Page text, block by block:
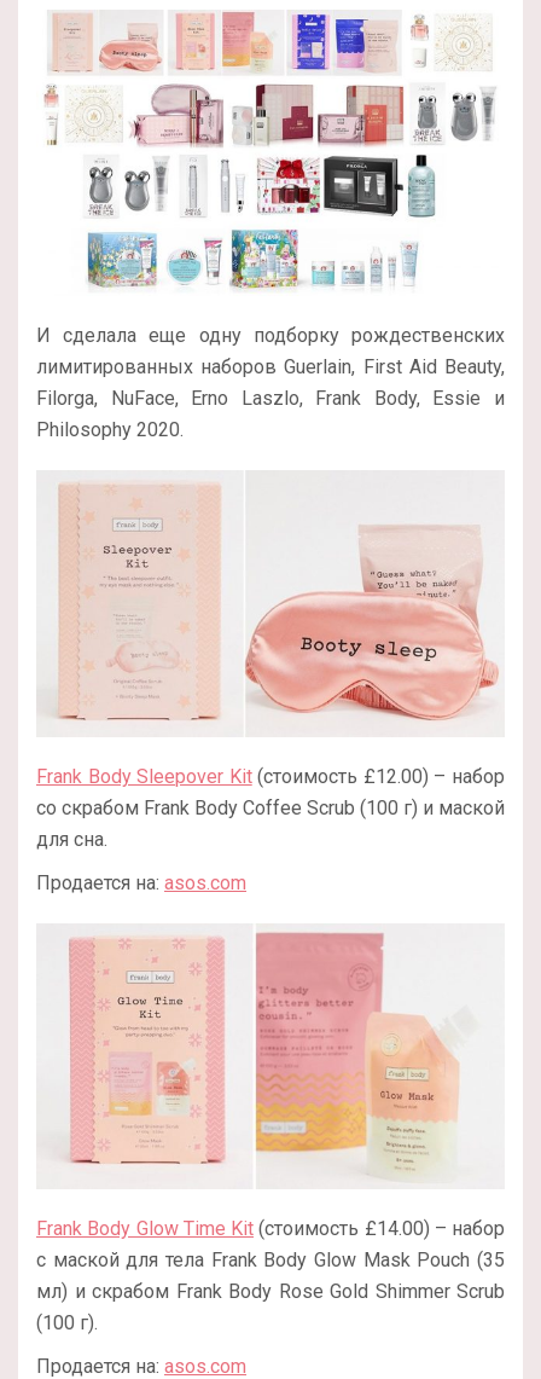
И сделала еще одну подборку рождественских
лимитированных наборов Guerlain, First Aid Beauty,
Filorga, NuFace, Erno Laszlo, Frank Body, Essie и
Philosophy 2020.
Frank Body Sleepover Kit(стоимость £12.00) – набор
со скрабом Frank Body Coffee Scrub (100 г) и маской
для сна.
Продается на: asos.com
Frank Body Glow Time Kit (стоимость £14.00) – набор
с маской для тела Frank Body Glow Mask Pouch (35
мл) и скрабом Frank Body Rose Gold Shimmer Scrub
(100 г).
Продается на: asos.com